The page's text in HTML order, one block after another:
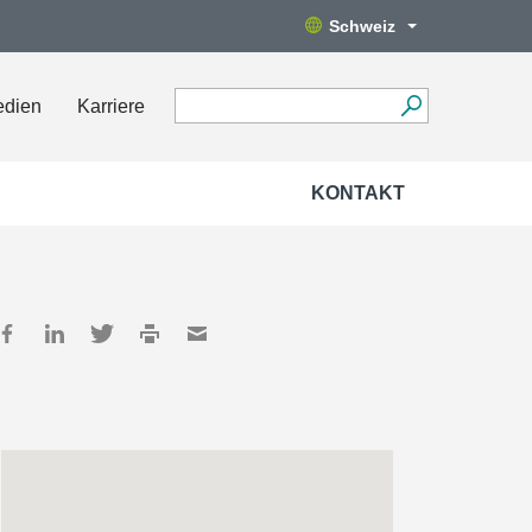
Schweiz
Karriere
KONTAKT